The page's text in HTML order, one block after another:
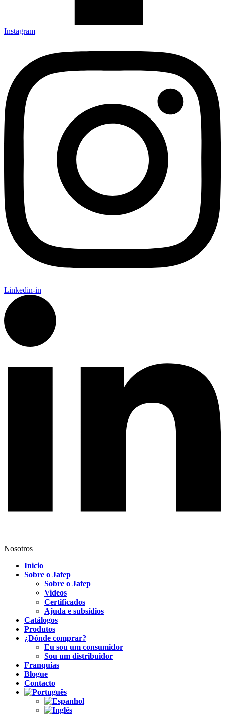
Instagram
Linkedin-in
Nosotros
Inicio
Sobre o Jafep
Sobre o Jafep
Videos
Certificados
Ajuda e subsídios
Catálogos
Produtos
¿Dónde comprar?
Eu sou um consumidor
Sou um distribuidor
Franquias
Blogue
Contacto